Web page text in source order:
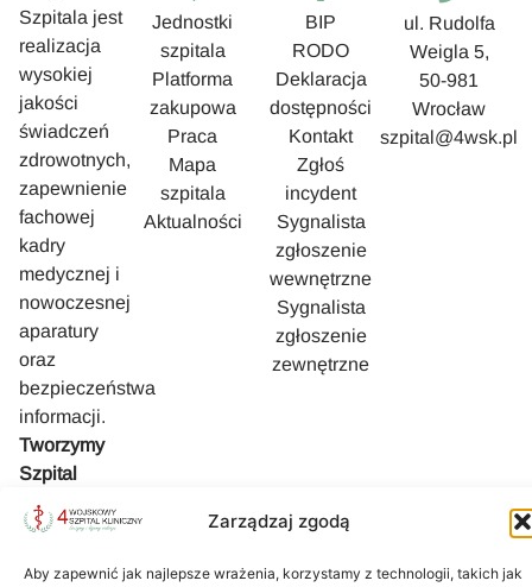
Zarządzaj zgodą
Aby zapewnić jak najlepsze wrażenia, korzystamy z technologii, takich jak
Szpitala jest
realizacja
wysokiej
jakości
świadczeń
zdrowotnych,
zapewnienie
fachowej
kadry
medycznej i
nowoczesnej
aparatury
oraz
bezpieczeństwa
informacji.
Tworzymy
Szpital
bezpieczny i
przyjazny
Jednostki
szpitala
Platforma
zakupowa
Praca
Mapa
szpitala
Aktualności
BIP
RODO
Deklaracja
dostępności
Kontakt
Zgłoś
incydent
Sygnalista
zgłoszenie
wewnętrzne
Sygnalista
zgłoszenie
zewnętrzne
ul. Rudolfa
Weigla 5,
50-981
Wrocław
szpital@4wsk.pl